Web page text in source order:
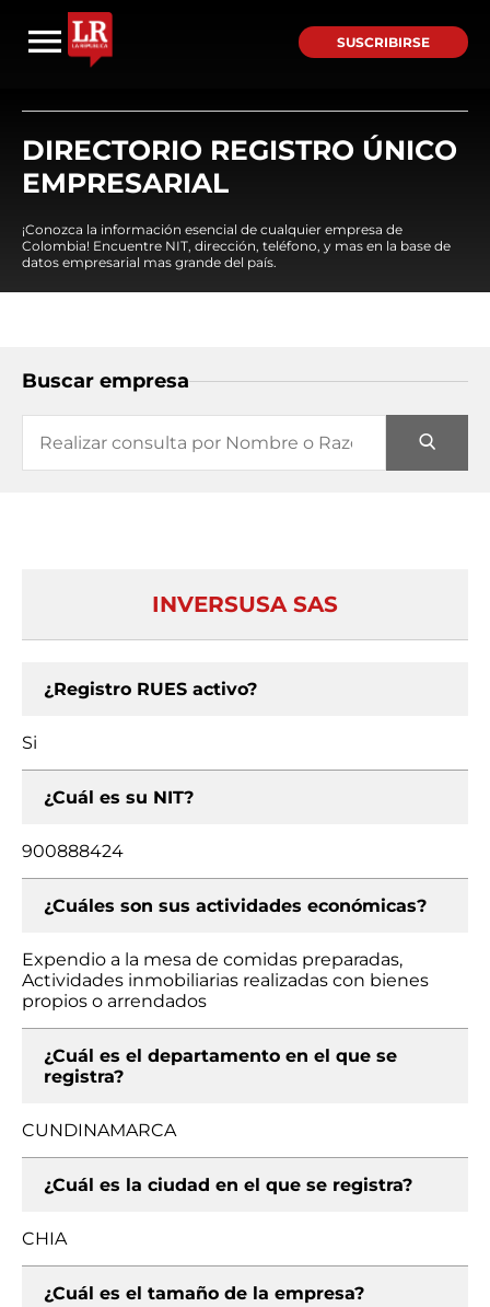
SUSCRIBIRSE
DIRECTORIO REGISTRO ÚNICO
EMPRESARIAL
¡Conozca la información esencial de cualquier empresa de
Colombia! Encuentre NIT, dirección, teléfono, y mas en la base de
datos empresarial mas grande del país.
Buscar empresa
INVERSUSA SAS
¿Registro RUES activo?
Si
¿Cuál es su NIT?
900888424
¿Cuáles son sus actividades económicas?
Expendio a la mesa de comidas preparadas,
Actividades inmobiliarias realizadas con bienes
propios o arrendados
¿Cuál es el departamento en el que se
registra?
CUNDINAMARCA
¿Cuál es la ciudad en el que se registra?
CHIA
¿Cuál es el tamaño de la empresa?